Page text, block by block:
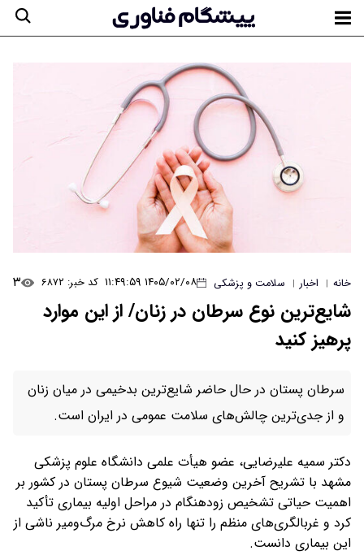
خانه | اخبار | سلامت و پزشکی ۱۴۰۵/۰۲/۰۸ ۱۱:۴۹:۵۹ کد خبر: ۶۸۷۲ ۳
شایع‌ترین نوع سرطان در زنان/ از این موارد
پرهیز کنید
سرطان پستان در حال حاضر شایع‌ترین بدخیمی در میان زنان
و از جدی‌ترین چالش‌های سلامت عمومی در ایران است.
دکتر سمیه علیرضایی، عضو هیأت علمی دانشگاه علوم پزشکی
مشهد با تشریح آخرین وضعیت شیوع سرطان پستان در کشور بر
اهمیت حیاتی تشخیص زودهنگام در مراحل اولیه بیماری تأکید
کرد و غربالگری‌های منظم را تنها راه کاهش نرخ مرگ‌ومیر ناشی از
این بیماری دانست.